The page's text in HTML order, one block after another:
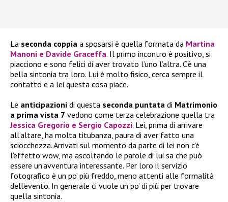
La seconda coppia a sposarsi è quella formata da Martina
Manoni e Davide Graceffa. Il primo incontro è positivo, si
piacciono e sono felici di aver trovato l’uno l’altra. C’è una
bella sintonia tra loro. Lui è molto fisico, cerca sempre il
contatto e a lei questa cosa piace.
Le anticipazioni di questa seconda puntata di Matrimonio
a prima vista 7 vedono come terza celebrazione quella tra
Jessica Gregorio e Sergio Capozzi. Lei, prima di arrivare
all’altare, ha molta titubanza, paura di aver fatto una
sciocchezza. Arrivati sul momento da parte di lei non c’è
l’effetto wow, ma ascoltando le parole di lui sa che può
essere un’avventura interessante. Per loro il servizio
fotografico è un po’ più freddo, meno attenti alle formalità
dell’evento. In generale ci vuole un po’ di più per trovare
quella sintonia.